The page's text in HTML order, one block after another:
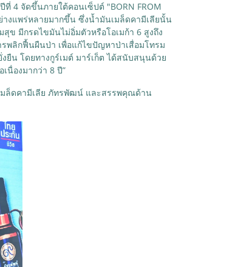
4 จัดขึ้นภายใต้คอนเซ็ปต์ "BORN FROM
างแพร่หลายมากขึ้น ซึ่งน้ำมันเมล็ดคามีเลียนั้น
สุข มีกรดไขมันไม่อิ่มตัวหรือโอเมก้า 6 สูงถึง
พลิกฟื้นผืนป่า เพื่อแก้ไขปัญหาป่าเสื่อมโทรม
ยืน โดยทางกูร์เมต์ มาร์เก็ต ได้สนับสนุนด้วย
นื่องมากว่า 8 ปี”
มล็ดคามีเลีย ภัทรพัฒน์ และสรรพคุณด้าน